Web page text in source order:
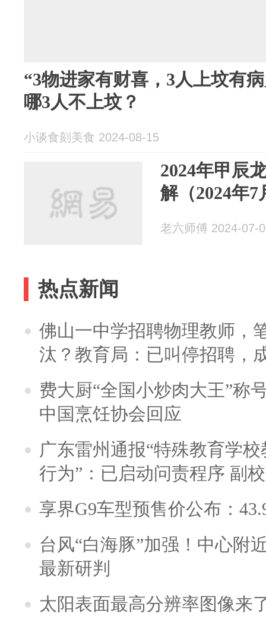
“3物进家有财喜，3人上坟有
哪3人不上坟？
小谈食刻美食 2024-08-15
2024年甲辰
解（2024年7
老六师傅 2024-07-
热点新闻
佛山一中学招聘物理教师，
汰？教育局：已叫停招聘，
费大厨“全国小炒肉大王”称
中国烹饪协会回应
广东雷州通报“特殊教育学
行为”：已启动问责程序 副
享界G9车型预售价公布：
台风“白海豚”加强！中心附
最新研判
太阳表面最高分辨率图像来